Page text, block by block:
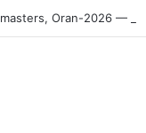
Oran-2026 — Le